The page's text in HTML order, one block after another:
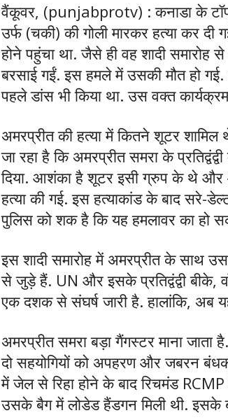
वैंकूवर, (punjabprotv) : कनाडा के टॉप
उर्फ (चकी) की गोली मारकर हत्या कर
होने पहुंचा था. जैसे ही वह शादी समारोह
बरसाई गईं. इस हमले में उसकी मौत हो
पहले डांस भी किया था. उस वक्त
अमरप्रीत की हत्या में कितने शूटर
जा रहा है कि अमरप्रीत समरा के
दिया. आशंका है शूटर इसी ग्रुप के थे और
हत्या की गई. इस हत्याकांड के बाद सरे-
पुलिस को शक है कि यह हमलावर का हो
इस शादी समारोह में अमरप्रीत के साथ
से जुड़े हैं. UN और इसके प्रतिद्वंद्वी
एक दशक से संघर्ष जारी है. हालांकि, अब
अमरप्रीत समरा बड़ा गैंगस्टर माना
दो सहयोगियों को अपहरण और जबरन
में जेल से रिहा होने के बाद रिचमंड
उसके बैग में लोडेड हैंडगन मिली थी. इसके